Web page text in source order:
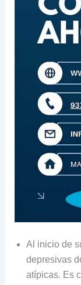
Al inicio de
depresivas
atípicas. Es